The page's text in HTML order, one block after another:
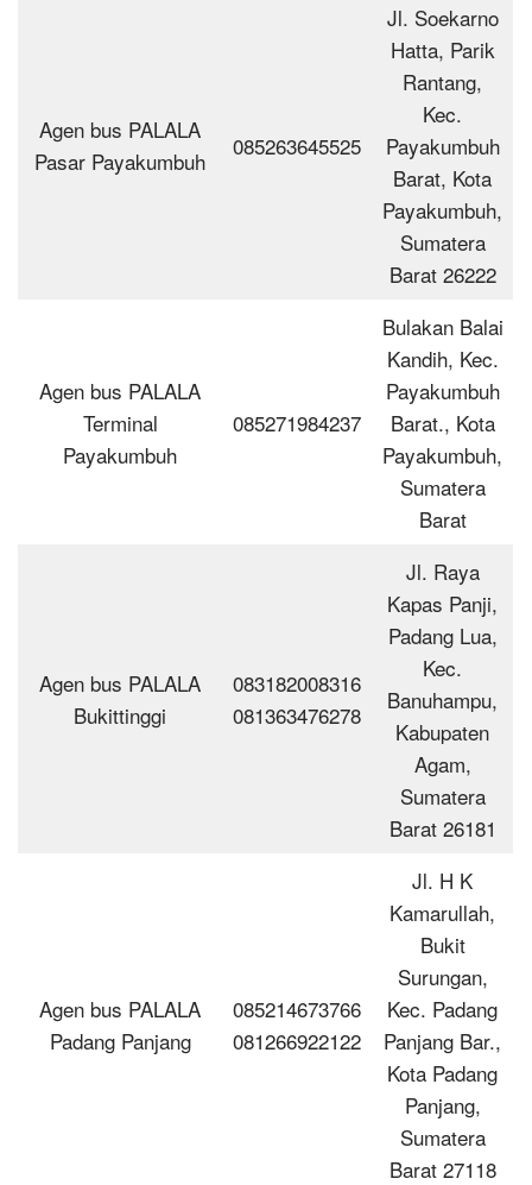
Agen bus PALALA
Pasar Payakumbuh
085263645525
Jl. Soekarno
Hatta, Parik
Rantang,
Kec.
Payakumbuh
Barat, Kota
Payakumbuh,
Sumatera
Barat 26222
Agen bus PALALA
Terminal
Payakumbuh
085271984237
Bulakan Balai
Kandih, Kec.
Payakumbuh
Barat., Kota
Payakumbuh,
Sumatera
Barat
Agen bus PALALA
Bukittinggi
083182008316
081363476278
Jl. Raya
Kapas Panji,
Padang Lua,
Kec.
Banuhampu,
Kabupaten
Agam,
Sumatera
Barat 26181
Agen bus PALALA
Padang Panjang
085214673766
081266922122
Jl. H K
Kamarullah,
Bukit
Surungan,
Kec. Padang
Panjang Bar.,
Kota Padang
Panjang,
Sumatera
Barat 27118